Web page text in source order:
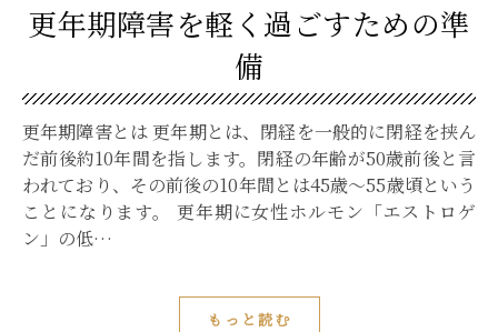
更年期障害を軽く過ごすための準
備
更年期障害とは 更年期とは、閉経を一般的に閉経を挟ん
だ前後約10年間を指します。閉経の年齢が50歳前後と言
われており、その前後の10年間とは45歳～55歳頃という
ことになります。 更年期に女性ホルモン「エストロゲ
ン」の低…
もっと読む